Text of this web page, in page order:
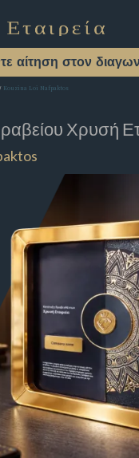
αίτηση στον
Kouzina Loi Nafpaktos
Χρυσή